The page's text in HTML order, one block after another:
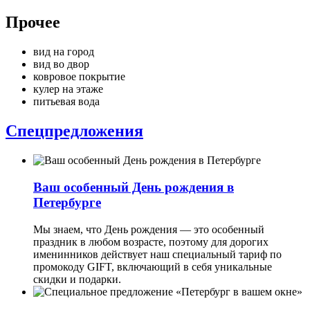
Прочее
вид на город
вид во двор
ковровое покрытие
кулер на этаже
питьевая вода
Спецпредложения
Ваш особенный День рождения в
Петербурге
Мы знаем, что День рождения — это особенный
праздник в любом возрасте, поэтому для дорогих
именинников действует наш специальный тариф по
промокоду GIFT, включающий в себя уникальные
скидки и подарки.